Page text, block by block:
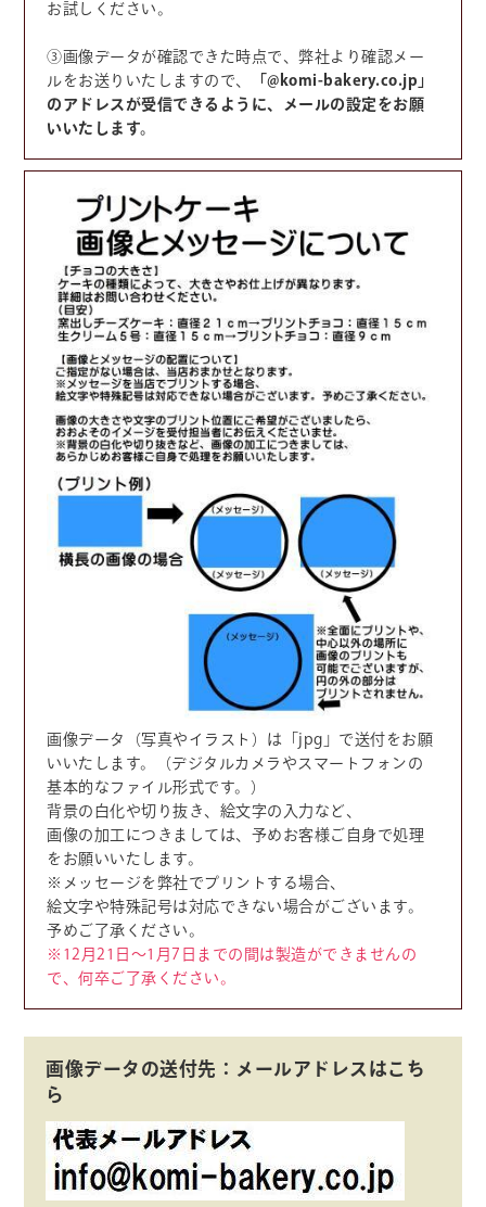
お試しください。
③画像データが確認できた時点で、弊社より確認メー
ルをお送りいたしますので、
「@komi-bakery.co.jp」
のアドレスが受信できるように、メールの設定をお願
いいたします。
画像データ（写真やイラスト）は「jpg」で送付をお願
いいたします。（デジタルカメラやスマートフォンの
基本的なファイル形式です。）
背景の白化や切り抜き、絵文字の入力など、
画像の加工につきましては、予めお客様ご自身で処理
をお願いいたします。
※メッセージを弊社でプリントする場合、
絵文字や特殊記号は対応できない場合がございます。
予めご了承ください。
※12月21日～1月7日までの間は製造ができませんの
で、何卒ご了承ください。
画像データの送付先：メールアドレスはこち
ら